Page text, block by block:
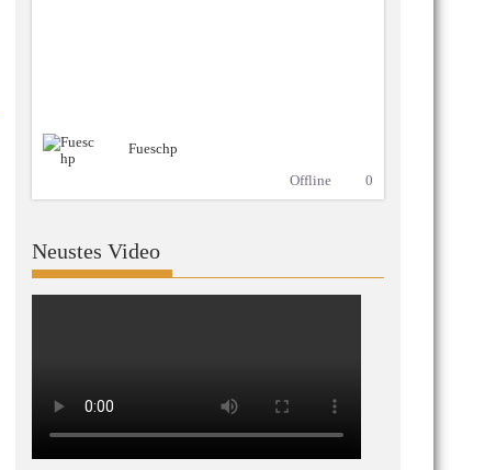
Fueschp
Offline
0
Neustes Video